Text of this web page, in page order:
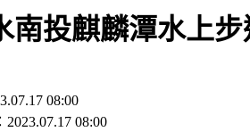
南投麒麟潭水上
08:00
08:00